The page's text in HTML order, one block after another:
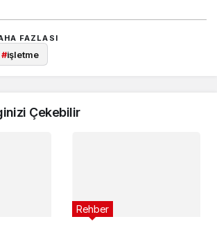
FAZLASI
#işletme
Çekebilir
Rehber